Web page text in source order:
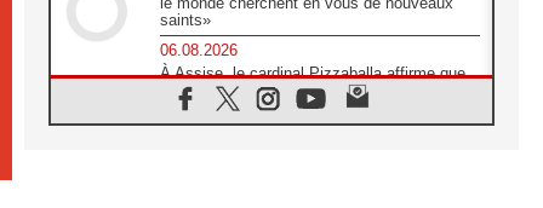
saints»
06.08.2026
À Assise, le cardinal Pizzaballa affirme que
«les chrétiens veulent la paix»
06.08.2026